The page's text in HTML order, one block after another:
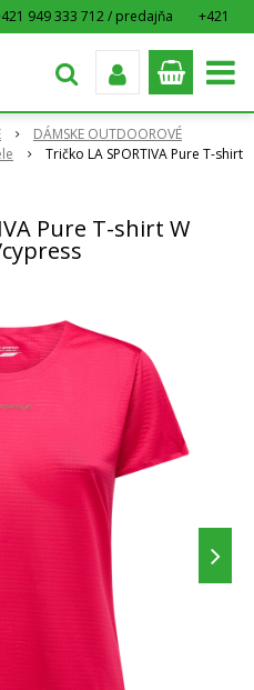
949 333 712 / predajňa
+421
DÁMSKE OUTDOOROVÉ
Tričko LA SPORTIVA Pure T-shirt
Pure T-shirt W